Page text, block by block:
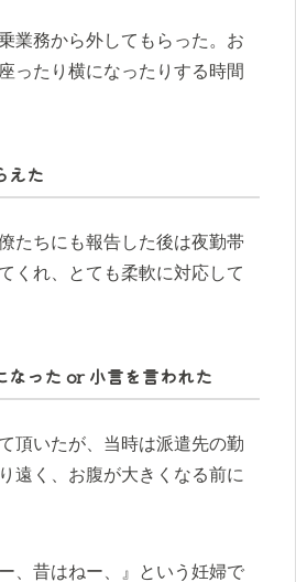
業務から外してもらった。お
ったり横になったりする時間
えた
たちにも報告した後は夜勤帯
くれ、とても柔軟に対応して
なった or 小言を言われた
頂いたが、当時は派遣先の勤
遠く、お腹が大きくなる前に
、昔はねー、』という妊婦で